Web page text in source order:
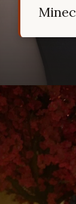
Đang mở